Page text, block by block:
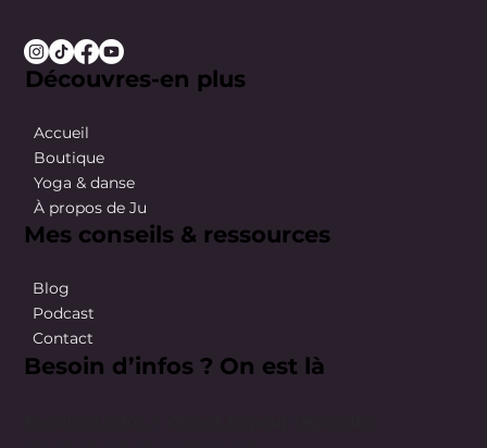
Découvres-en plus
Accueil
Boutique
Yoga & danse
À propos de Ju
Mes conseils & ressources
Blog
Podcast
Contact
Besoin d’infos ? On est là